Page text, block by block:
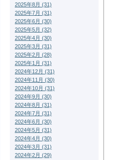
2025年8月 (31)
2025年7月 (31)
2025年6月 (30)
2025年5月 (32)
2025年4月 (30)
2025年3月 (31)
2025年2月 (28)
2025年1月 (31)
2024年12月 (31)
2024年11月 (30)
2024年10月 (31)
2024年9月 (30)
2024年8月 (31)
2024年7月 (31)
2024年6月 (30)
2024年5月 (31)
2024年4月 (30)
2024年3月 (31)
2024年2月 (29)